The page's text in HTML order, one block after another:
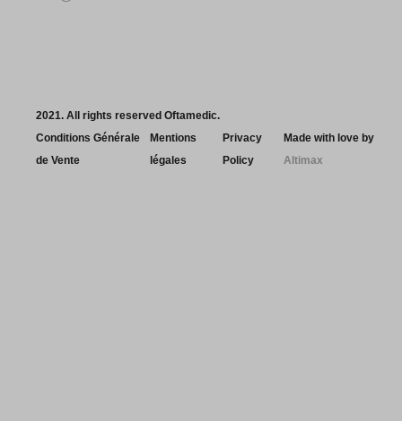
2021. All rights reserved Oftamedic.
Conditions Générale
de Vente
Mentions
légales
Privacy
Policy
Made with love by
Altimax